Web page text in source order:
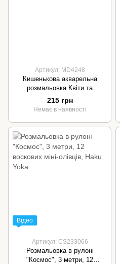
Артикул: MD4248
Кишенькова акварельна
розмальовка Квіти та
метелики, MiDeer
215 грн
Немає в наявності
Відео
Артикул: CS233066
Розмальовка в рулоні
"Космос", 3 метри, 12